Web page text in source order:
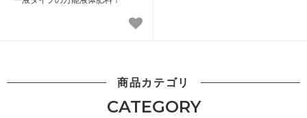
商品カテゴリ
CATEGORY